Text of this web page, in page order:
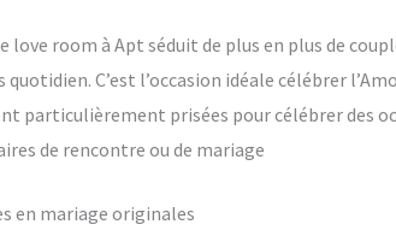
love room à Apt séduit de plus en plus de
quotidien. C’est l’occasion idéale célébrer
particulièrement prisées pour célébrer des
de rencontre ou de mariage
en mariage originales